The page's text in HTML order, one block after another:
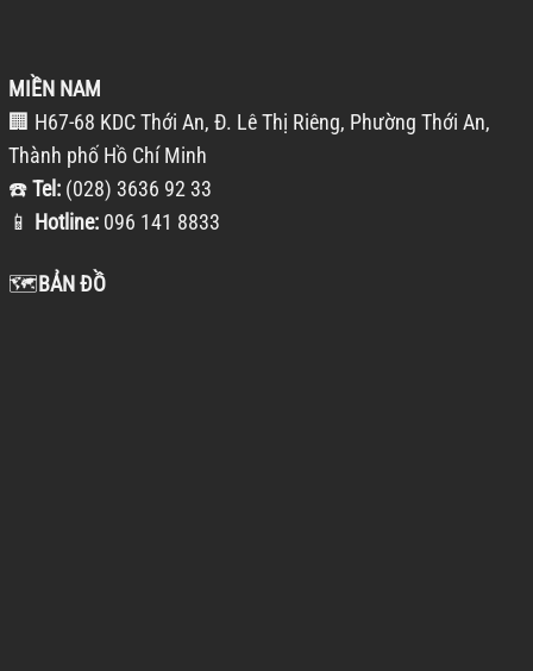
MIỀN NAM
🏢 H67-68 KDC Thới An, Đ. Lê Thị Riêng, Phường Thới An,
Thành phố Hồ Chí Minh
☎️Tel: (028) 3636 92 33
📱 Hotline: 096 141 8833
🗺️BẢN ĐỒ